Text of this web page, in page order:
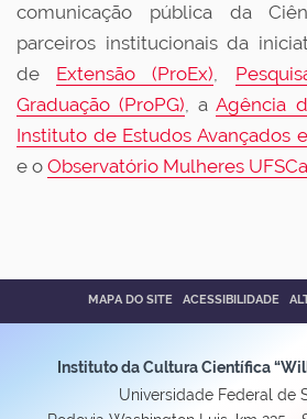
comunicação pública da
parceiros institucionais da
de Extensão (ProEx),
Graduação (ProPG), aAgência
Instituto de Estudos Avançados
e o Observatório Mulheres
MAPA DO SITE ACESSIBILIDADE
Instituto da Cultura Científica
Universidade Federal de